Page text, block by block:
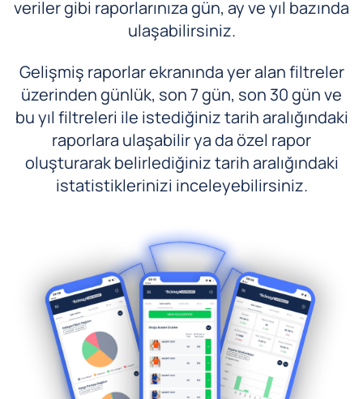
veriler gibi raporlarınıza gün, ay ve yıl bazında
ulaşabilirsiniz.
Gelişmiş raporlar ekranında yer alan filtreler
üzerinden günlük, son 7 gün, son 30 gün ve
bu yıl filtreleri ile istediğiniz tarih aralığındaki
raporlara ulaşabilir ya da özel rapor
oluşturarak belirlediğiniz tarih aralığındaki
istatistiklerinizi inceleyebilirsiniz.